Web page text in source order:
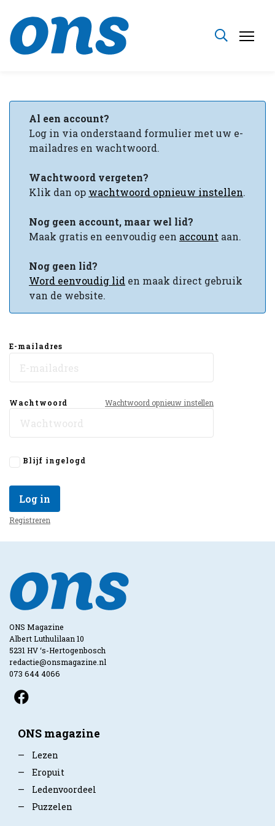
Al een account?
Log in via onderstaand formulier met uw e-
mailadres en wachtwoord.
Wachtwoord vergeten?
Klik dan op wachtwoord opnieuw instellen.
Nog geen account, maar wel lid?
Maak gratis en eenvoudig een account aan.
Nog geen lid?
Word eenvoudig lid en maak direct gebruik
van de website.
E-mailadres
Wachtwoord Wachtwoord opnieuw instellen
Blijf ingelogd
Log in
Registreren
ONS Magazine
Albert Luthulilaan 10
5231 HV ‘s-Hertogenbosch
redactie@onsmagazine.nl
073 644 4066
ONS magazine
—
Lezen
—
Eropuit
—
Ledenvoordeel
—
Puzzelen